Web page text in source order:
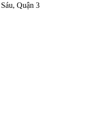
Quận 3